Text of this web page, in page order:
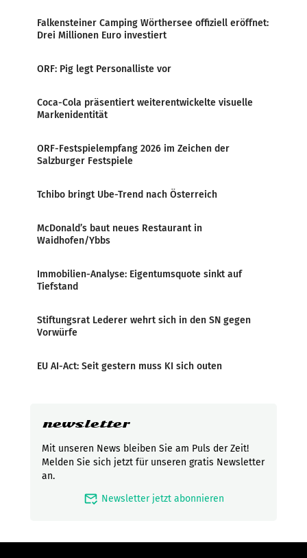
Falkensteiner Camping Wörthersee offiziell eröffnet:
Drei Millionen Euro investiert
ORF: Pig legt Personalliste vor
Coca-Cola präsentiert weiterentwickelte visuelle
Markenidentität
ORF-Festspielempfang 2026 im Zeichen der
Salzburger Festspiele
Tchibo bringt Ube-Trend nach Österreich
McDonald’s baut neues Restaurant in
Waidhofen/Ybbs
Immobilien-Analyse: Eigentumsquote sinkt auf
Tiefstand
Stiftungsrat Lederer wehrt sich in den SN gegen
Vorwürfe
EU AI-Act: Seit gestern muss KI sich outen
newsletter
Mit unseren News bleiben Sie am Puls der Zeit!
Melden Sie sich jetzt für unseren gratis Newsletter
an.
mark_email_read Newsletter jetzt abonnieren